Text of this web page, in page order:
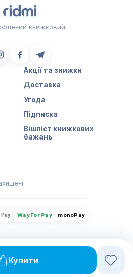
Купити
книжковий
Акції та знижки
Доставка
Угода
Підписка
Вішліст книжкових
бажань
Pay WayForPay monoPay